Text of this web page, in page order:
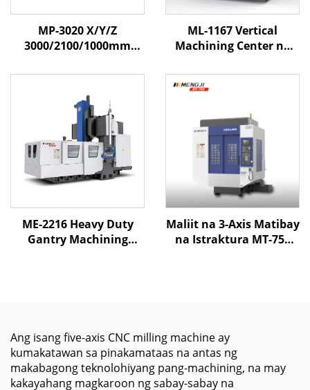
MP-3020 X/Y/Z
3000/2100/1000mm
Machine Center na May
Sistema ng Mitsubishi o
Fanuc
ML-1167 Vertical
Machining Center na
at Large Travel
Structure para sa
at Manufacturing
ME-2216 Heavy Duty
Gantry Machining
Maliit na 3-Axis Matibay
na Istraktura MT-750
Ang isang five-axis CNC milling machine ay
kumakatawan sa pinakamataas na antas ng
makabagong teknolohiyang pang-machining, na may
kakayahang magkaroon ng sabay-sabay na